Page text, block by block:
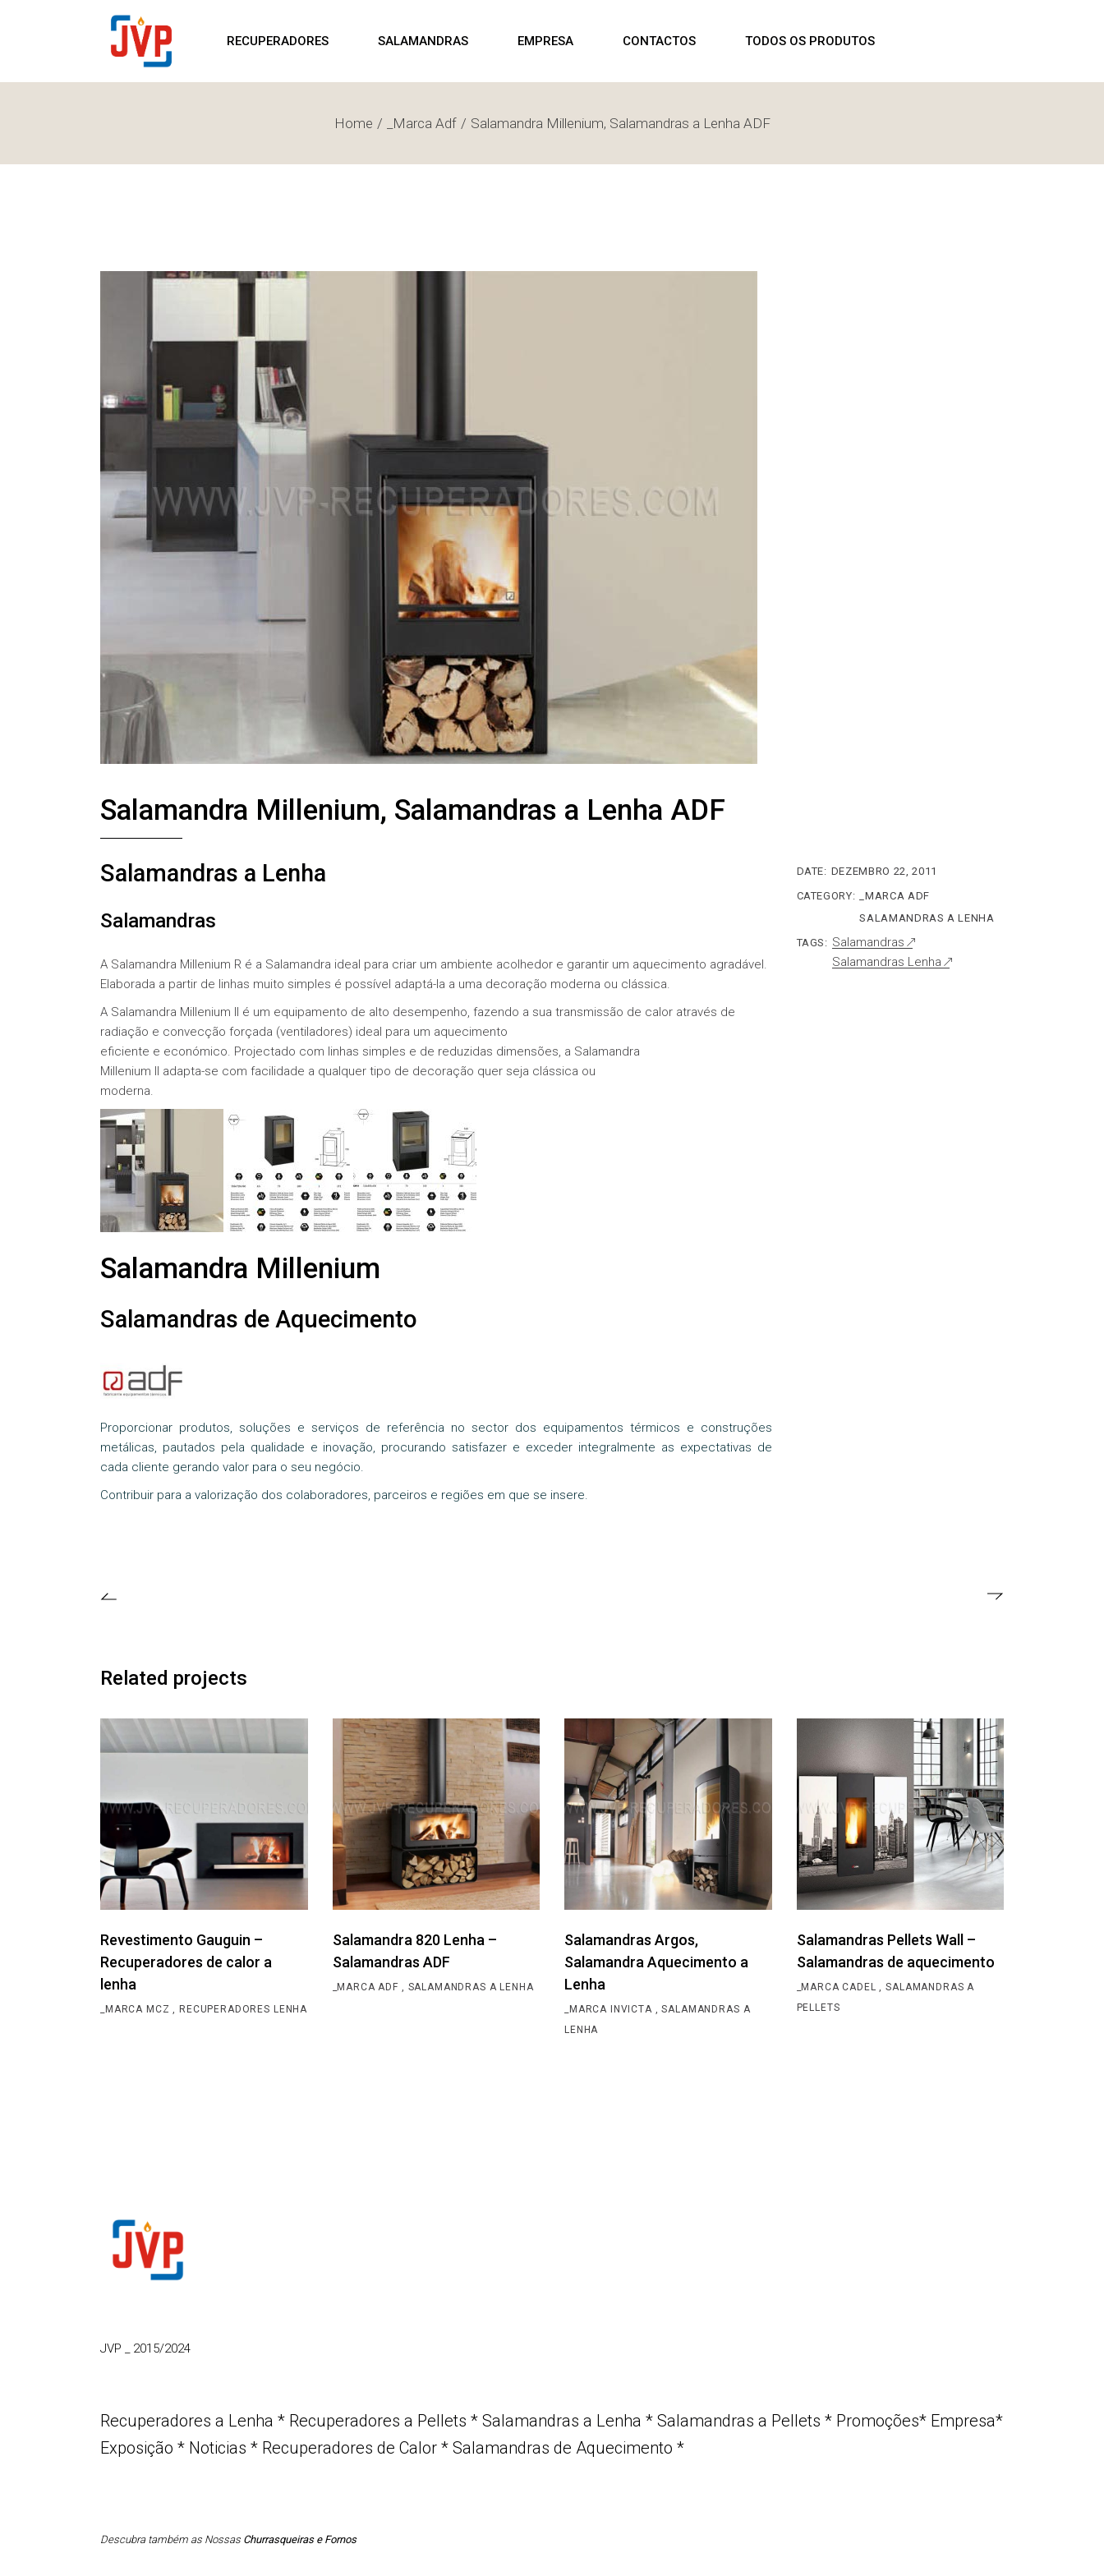
RECUPERADORES SALAMANDRAS
SALAMANDRAS
EMPRESA
SHOWROOM
CONTACTOS TODOS OS PRODUTOS
PROMOÇÕES
RECUPERADORES
SALAMANDRAS
SHOWROOM PROMOÇÕES
Home _Marca Adf Salamandra Millenium, Salamandras a Lenha ADF
Salamandra Millenium, Salamandras a Lenha ADF
Salamandras a Lenha
Salamandras
A Salamandra Millenium R é a Salamandra ideal para criar um ambiente acolhedor e garantir um aquecimento agradável.
Elaborada a partir de linhas muito simples é possível adaptá-la a uma decoração moderna ou clássica.
A Salamandra Millenium II é um equipamento de alto desempenho, fazendo a sua transmissão de calor através de
radiação e convecção forçada (ventiladores) ideal para um aquecimento
eficiente e económico. Projectado com linhas simples e de reduzidas dimensões, a Salamandra
Millenium II adapta-se com facilidade a qualquer tipo de decoração quer seja clássica ou
moderna.
Salamandra Millenium
Salamandras de Aquecimento
Proporcionar produtos, soluções e serviços de referência no sector dos equipamentos térmicos e construções
metálicas, pautados pela qualidade e inovação, procurando satisfazer e exceder integralmente as expectativas de
cada cliente gerando valor para o seu negócio.
Contribuir para a valorização dos colaboradores, parceiros e regiões em que se insere.
DATE: DEZEMBRO 22, 2011
CATEGORY:
_MARCA ADF
SALAMANDRAS A LENHA
TAGS: Salamandras
Salamandras Lenha
Related projects
Revestimento Gauguin –
Recuperadores de calor a
lenha
_MARCA MCZ RECUPERADORES LENHA
Salamandra 820 Lenha –
Salamandras ADF
_MARCA ADF SALAMANDRAS A LENHA
Salamandras Argos,
Salamandra Aquecimento a
Lenha
_MARCA INVICTA
SALAMANDRAS A
LENHA
Salamandras Pellets Wall –
Salamandras de aquecimento
_MARCA CADEL
SALAMANDRAS A
PELLETS
JVP 2015/2024
Recuperadores a Lenha * Recuperadores a Pellets * Salamandras a Lenha * Salamandras a Pellets * Promoções* Empresa*
Exposição * Noticias * Recuperadores de Calor * Salamandras de Aquecimento *
Descubra também as Nossas Churrasqueiras e Fornos